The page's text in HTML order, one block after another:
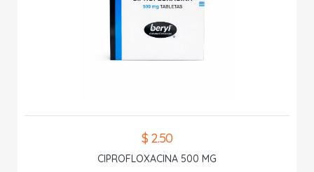
$ 2.50
CIPROFLOXACINA 500 MG